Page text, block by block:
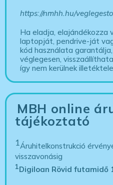
https://nmhh.hu/
Ha eladja, elajándékozza
laptopját, pendrive-ját
kód használata
véglegesen,
így nem kerülnek
MBH online
tájékoztató
1Áruhitelkonstrukció
visszavonásig
1Digiloan Rövid futamidő